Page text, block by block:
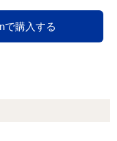
で購入する